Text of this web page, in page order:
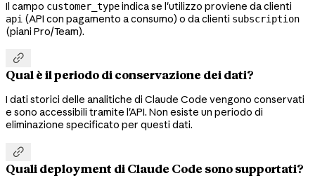
Il campo customer_typeindica se l'utilizzo proviene da clienti
api (API con pagamento a consumo) o da clienti subscription
(piani Pro/Team).

Qual è il periodo di conservazione dei dati?
I dati storici delle analitiche di Claude Code vengono conservati
e sono accessibili tramite l'API. Non esiste un periodo di
eliminazione specificato per questi dati.

Quali deployment di Claude Code sono supportati?